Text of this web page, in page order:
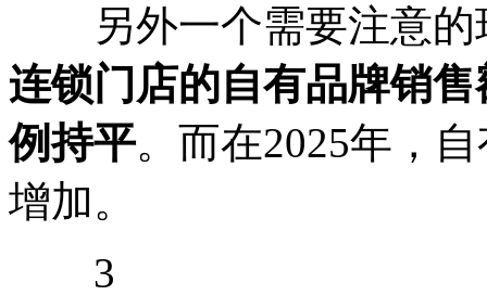
另外一个需要注意的
连锁门店的自有品牌销
例持平。而在2025年，
增加。
3